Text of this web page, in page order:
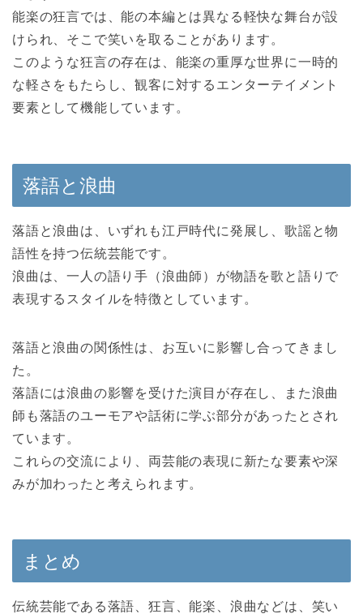
能楽の狂言では、能の本編とは異なる軽快な舞台が設
けられ、そこで笑いを取ることがあります。
このような狂言の存在は、能楽の重厚な世界に一時的
な軽さをもたらし、観客に対するエンターテイメント
要素として機能しています。
落語と浪曲
落語と浪曲は、いずれも江戸時代に発展し、歌謡と物
語性を持つ伝統芸能です。
浪曲は、一人の語り手（浪曲師）が物語を歌と語りで
表現するスタイルを特徴としています。
落語と浪曲の関係性は、お互いに影響し合ってきまし
た。
落語には浪曲の影響を受けた演目が存在し、また浪曲
師も落語のユーモアや話術に学ぶ部分があったとされ
ています。
これらの交流により、両芸能の表現に新たな要素や深
みが加わったと考えられます。
まとめ
伝統芸能である落語、狂言、能楽、浪曲などは、笑い